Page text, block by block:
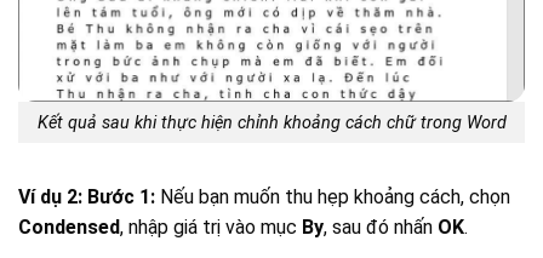
Kết quả sau khi thực hiện chỉnh khoảng cách chữ trong Word
Ví dụ 2: Bước 1: Nếu bạn muốn thu hẹp khoảng cách, chọn
Condensed, nhập giá trị vào mục By, sau đó nhấn OK.